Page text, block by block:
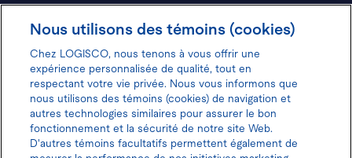
Hôtels
Donnez votre avis pour gagner 100$
Nous utilisons des témoins (cookies)
Chez LOGISCO, nous tenons à vous offrir une
expérience personnalisée de qualité, tout en
respectant votre vie privée. Nous vous informons que
nous utilisons des témoins (cookies) de navigation et
autres technologies similaires pour assurer le bon
fonctionnement et la sécurité de notre site Web.
D'autres témoins facultatifs permettent également de